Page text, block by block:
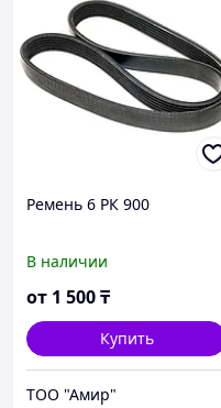
Ремень 6 РК 900
В наличии
от 1 500₸
Купить
ТОО "Амир"